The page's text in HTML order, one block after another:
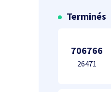
Terminés
706766
26471